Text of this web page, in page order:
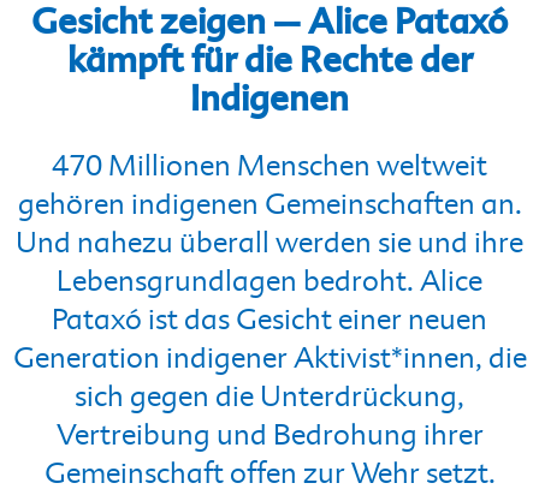
Gesicht zeigen – Alice Pataxó
kämpft für die Rechte der
Indigenen
470 Millionen Menschen weltweit
gehören indigenen Gemeinschaften an.
Und nahezu überall werden sie und ihre
Lebensgrundlagen bedroht. Alice
Pataxó ist das Gesicht einer neuen
Generation indigener Aktivist*innen, die
sich gegen die Unterdrückung,
Vertreibung und Bedrohung ihrer
Gemeinschaft offen zur Wehr setzt.